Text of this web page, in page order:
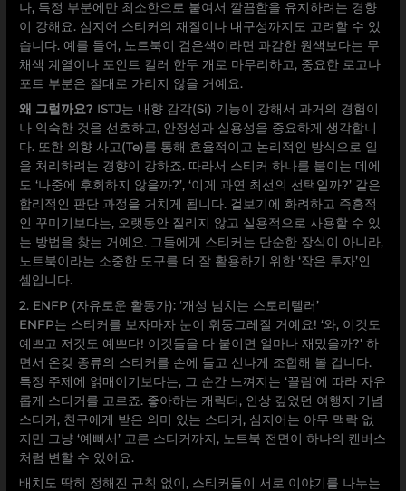
나, 특정 부분에만 최소한으로 붙여서 깔끔함을 유지하려는 경향
이 강해요. 심지어 스티커의 재질이나 내구성까지도 고려할 수 있
습니다. 예를 들어, 노트북이 검은색이라면 과감한 원색보다는 무
채색 계열이나 포인트 컬러 한두 개로 마무리하고, 중요한 로고나
포트 부분은 절대로 가리지 않을 거예요.
왜 그럴까요? ISTJ는 내향 감각(Si) 기능이 강해서 과거의 경험이
나 익숙한 것을 선호하고, 안정성과 실용성을 중요하게 생각합니
다. 또한 외향 사고(Te)를 통해 효율적이고 논리적인 방식으로 일
을 처리하려는 경향이 강하죠. 따라서 스티커 하나를 붙이는 데에
도 ‘나중에 후회하지 않을까?’, ‘이게 과연 최선의 선택일까?’ 같은
합리적인 판단 과정을 거치게 됩니다. 겉보기에 화려하고 즉흥적
인 꾸미기보다는, 오랫동안 질리지 않고 실용적으로 사용할 수 있
는 방법을 찾는 거예요. 그들에게 스티커는 단순한 장식이 아니라,
노트북이라는 소중한 도구를 더 잘 활용하기 위한 ‘작은 투자’인
셈입니다.
2. ENFP (자유로운 활동가): ‘개성 넘치는 스토리텔러’
ENFP는 스티커를 보자마자 눈이 휘둥그레질 거예요! ‘와, 이것도
예쁘고 저것도 예쁘다! 이것들을 다 붙이면 얼마나 재밌을까?’ 하
면서 온갖 종류의 스티커를 손에 들고 신나게 조합해 볼 겁니다.
특정 주제에 얽매이기보다는, 그 순간 느껴지는 ‘끌림’에 따라 자유
롭게 스티커를 고르죠. 좋아하는 캐릭터, 인상 깊었던 여행지 기념
스티커, 친구에게 받은 의미 있는 스티커, 심지어는 아무 맥락 없
지만 그냥 ‘예뻐서’ 고른 스티커까지, 노트북 전면이 하나의 캔버스
처럼 변할 수 있어요.
배치도 딱히 정해진 규칙 없이, 스티커들이 서로 이야기를 나누는